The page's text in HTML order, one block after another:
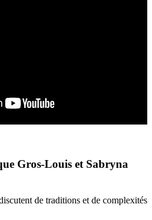
Gros-Louis et Sabryna
de traditions et de complexités